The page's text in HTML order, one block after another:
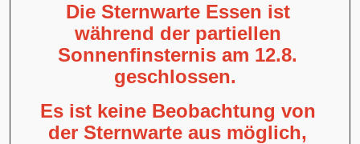
Die Sternwarte Essen ist
während der partiellen
Sonnenfinsternis am 12.8.
geschlossen.
Es ist keine Beobachtung von
der Sternwarte aus möglich,